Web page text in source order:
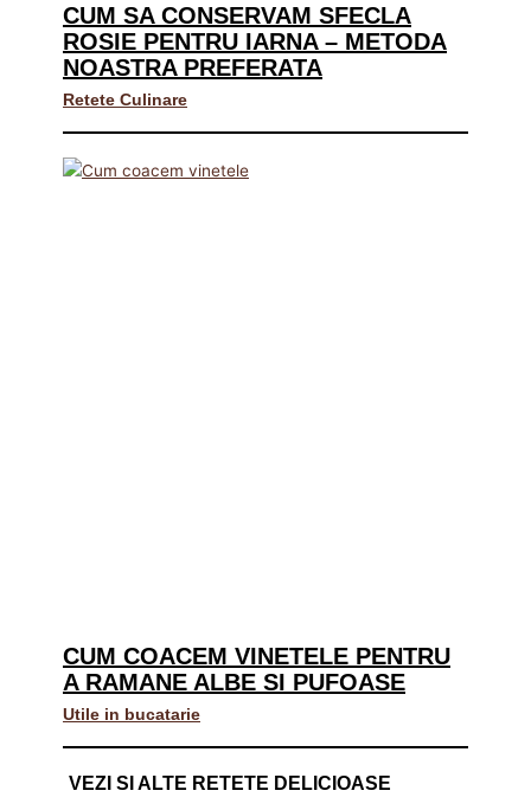
CUM SA CONSERVAM SFECLA
ROSIE PENTRU IARNA – METODA
NOASTRA PREFERATA
Retete Culinare
CUM COACEM VINETELE PENTRU
A RAMANE ALBE SI PUFOASE
Utile in bucatarie
VEZI SI ALTE RETETE DELICIOASE